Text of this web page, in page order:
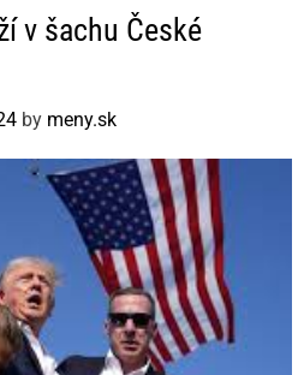
v šachu České
by meny.sk